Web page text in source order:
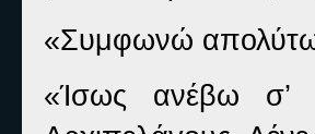
«Συμφωνώ
«Ίσως ανέβω